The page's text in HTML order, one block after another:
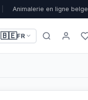
Animalerie en ligne belge
🇧🇪FR